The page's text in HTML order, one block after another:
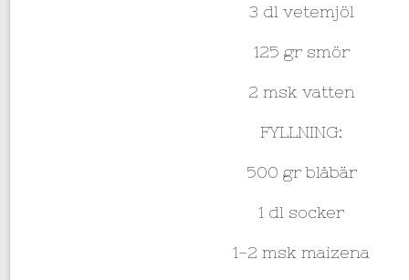
3 dl vetemjöl
125 gr smör
2 msk vatten
FYLLNING:
500 gr blåbär
1 dl socker
1-2 msk maizena